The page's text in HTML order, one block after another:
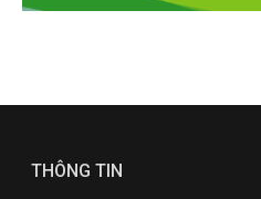
THÔNG TIN